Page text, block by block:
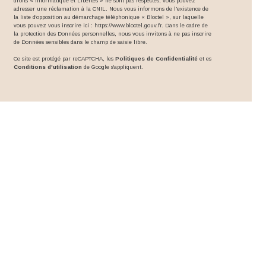
adresser une réclamation à la CNIL. Nous vous informons de l’existence de
la liste d'opposition au démarchage téléphonique « Bloctel », sur laquelle
vous pouvez vous inscrire ici : https://www.bloctel.gouv.fr. Dans le cadre de
la protection des Données personnelles, nous vous invitons à ne pas inscrire
de Données sensibles dans le champ de saisie libre.
Ce site est protégé par reCAPTCHA, les Politiques de Confidentialitéet es
Conditions d'utilisation de Google s'appliquent.